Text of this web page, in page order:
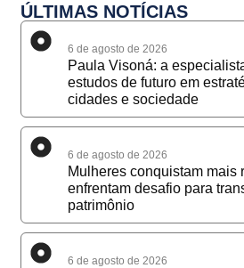
ÚLTIMAS NOTÍCIAS
6 de agosto de 2026
Paula Visoná: a
estudos de futuro em
cidades e sociedade
6 de agosto de 2026
Mulheres conquistam mais
enfrentam desafio para
patrimônio
6 de agosto de 2026